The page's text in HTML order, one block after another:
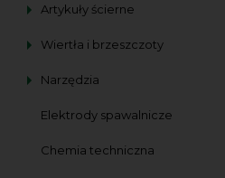
Artykuły ścierne
Wiertła i brzeszczoty
Narzędzia
Elektrody spawalnicze
Chemia techniczna